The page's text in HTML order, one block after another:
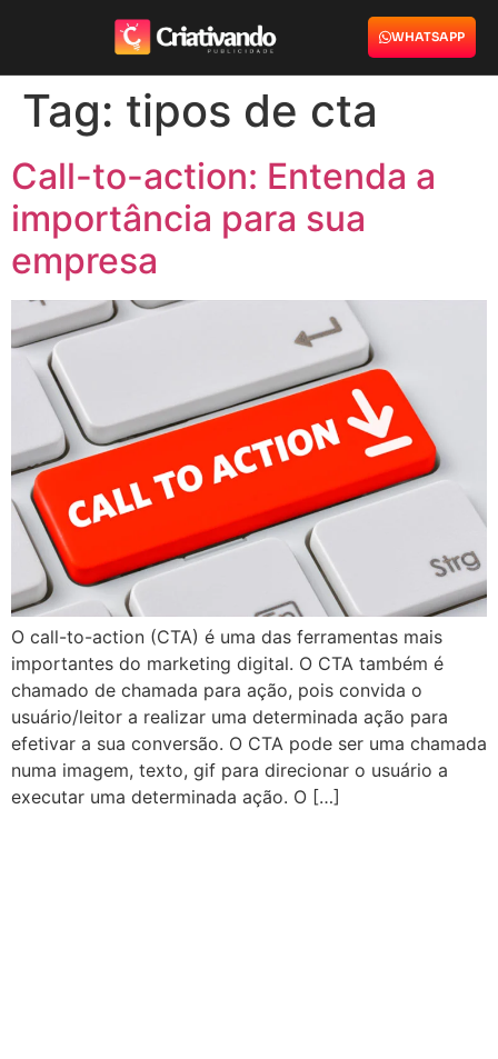
WHATSAPP
Tag: tipos de cta
Call-to-action: Entenda a
importância para sua
empresa
O call-to-action (CTA) é uma das ferramentas mais
importantes do marketing digital. O CTA também é
chamado de chamada para ação, pois convida o
usuário/leitor a realizar uma determinada ação para
efetivar a sua conversão. O CTA pode ser uma chamada
numa imagem, texto, gif para direcionar o usuário a
executar uma determinada ação. O […]